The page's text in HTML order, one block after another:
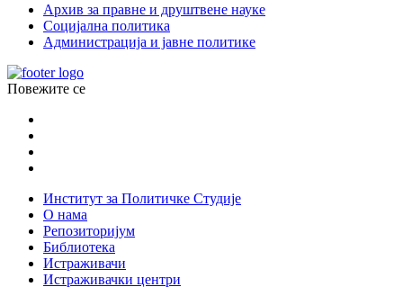
Архив за правне и друштвене науке
Социјална политика
Администрација и јавне политике
Повежите се
Институт за Политичке Студије
О нама
Репозиторијум
Библиотека
Истраживачи
Истраживачки центри